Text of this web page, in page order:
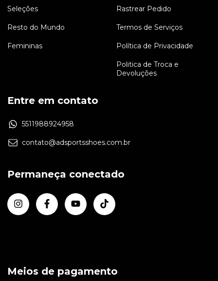
Seleções
Resto do Mundo
Femininas
Rastrear Pedido
Termos de Serviços
Política de Privacidade
Politica de Troca e
Devoluções
Entre em contato
5511988924958
contato@adsportsshoes.com.br
Permaneça conectado
Meios de pagamento